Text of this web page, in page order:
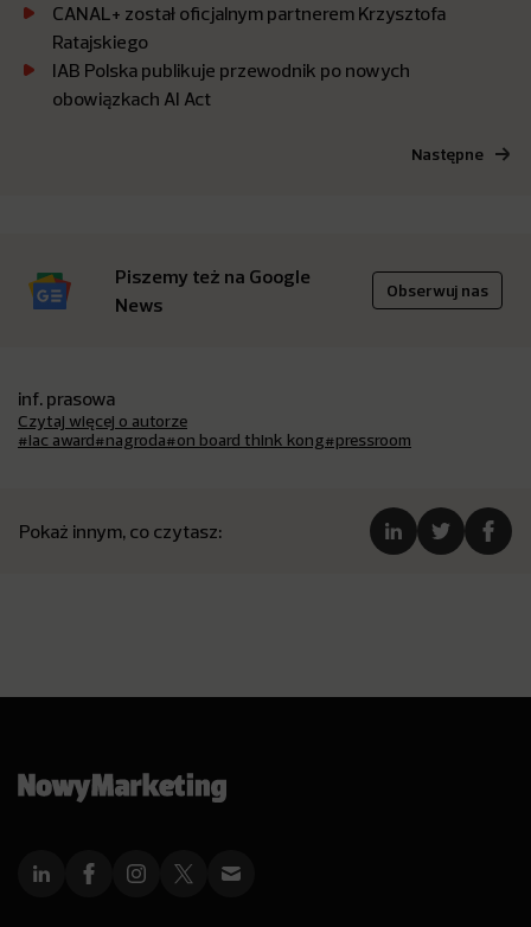
CANAL+ został oficjalnym partnerem Krzysztofa
Ratajskiego
IAB Polska publikuje przewodnik po nowych
obowiązkach AI Act
Następne
Piszemy też na Google
News
Obserwuj nas
inf. prasowa
Czytaj więcej o autorze
#iac award#nagroda#on board think kong#pressroom
Pokaż innym, co czytasz: